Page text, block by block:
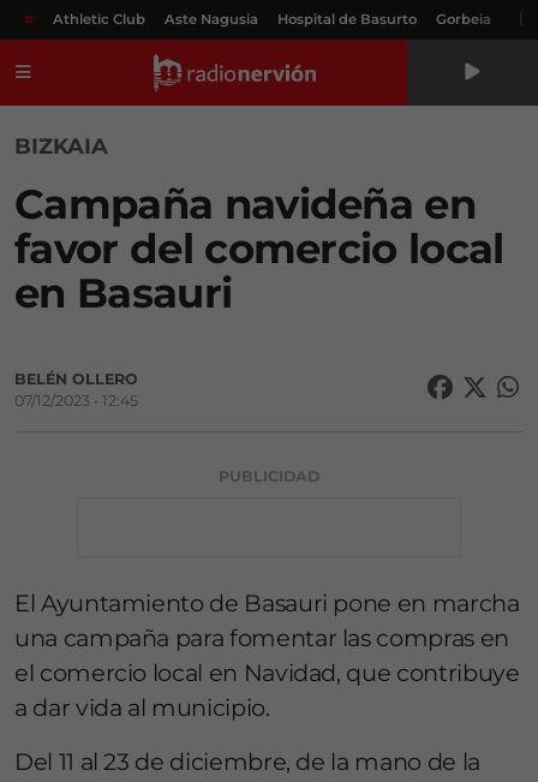
# Athletic Club Aste Nagusia Hospital de Basurto Gorbeia
BIZKAIA
Campaña navideña en
favor del comercio local
en Basauri
BELÉN OLLERO
07/12/2023 • 12:45
PUBLICIDAD
El Ayuntamiento de Basauri pone en marcha
una campaña para fomentar las compras en
el comercio local en Navidad, que contribuye
a dar vida al municipio.
Del 11 al 23 de diciembre, de la mano de la